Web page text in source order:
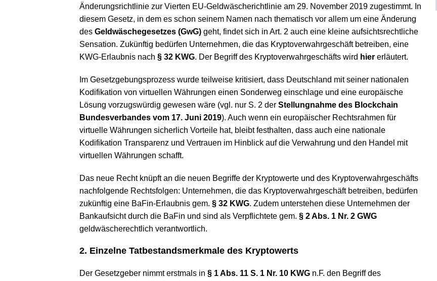
Änderungsrichtlinie zur Vierten EU-Geldwäscherichtlinie am 29. November 2019 zugestimmt. In
diesem Gesetz, in dem es schon seinem Namen nach thematisch vor allem um eine Änderung
des Geldwäschegesetzes (GwG) geht, findet sich in Art. 2 auch eine kleine aufsichtsrechtliche
Sensation. Zukünftig bedürfen Unternehmen, die das Kryptoverwahrgeschäft betreiben, eine
KWG-Erlaubnis nach § 32 KWG. Der Begriff des Kryptoverwahrgeschäfts wird hier erläutert.
Im Gesetzgebungsprozess wurde teilweise kritisiert, dass Deutschland mit seiner nationalen
Kodifikation von virtuellen Währungen einen Sonderweg einschlage und eine europäische
Lösung vorzugswürdig gewesen wäre (vgl. nur S. 2 der Stellungnahme des Blockchain
Bundesverbandes vom 17. Juni 2019). Auch wenn ein europäischer Rechtsrahmen für
virtuelle Währungen sicherlich Vorteile hat, bleibt festhalten, dass auch eine nationale
Kodifikation Transparenz und Vertrauen im Hinblick auf die Verwahrung und den Handel mit
virtuellen Währungen schafft.
Das neue Recht knüpft an die neuen Begriffe der Kryptowerte und des Kryptoverwahrgeschäfts
nachfolgende Rechtsfolgen: Unternehmen, die das Kryptoverwahrgeschäft betreiben, bedürfen
zukünftig eine BaFin-Erlaubnis gem. § 32 KWG. Zudem unterstehen diese Unternehmen der
Bankaufsicht durch die BaFin und sind als Verpflichtete gem. § 2 Abs. 1 Nr. 2 GWG
geldwäscherechtlich verantwortlich.
2. Einzelne Tatbestandsmerkmale des Kryptowerts
Der Gesetzgeber nimmt erstmals in § 1 Abs. 11 S. 1 Nr. 10 KWG n.F. den Begriff des